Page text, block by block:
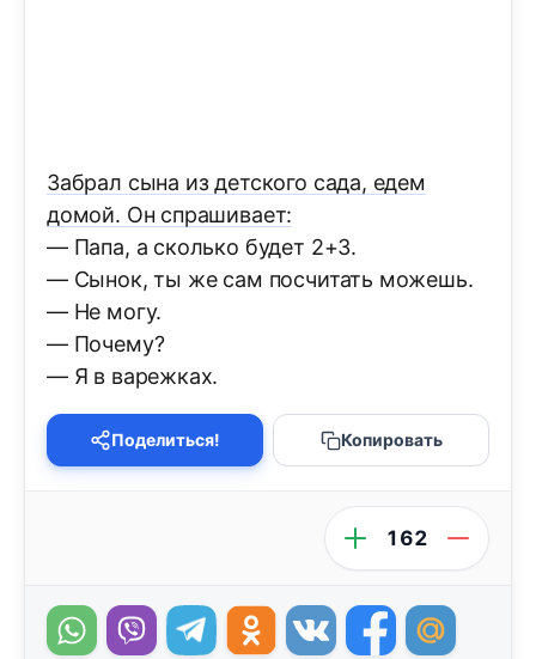
Забрал сына из детского сада, едем
домой. Он спрашивает:
— Папа, а сколько будет 2+3.
— Сынок, ты же сам посчитать можешь.
— Не могу.
— Почему?
— Я в варежках.
Поделиться! Копировать
162